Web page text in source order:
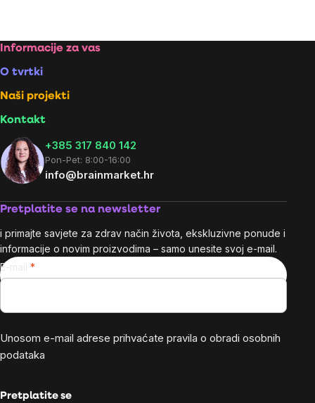
Footer
Informacije za vas
O tvrtki
Naši projekti
Kontakt
+385 317 840 142
Pon-Pet: 8:00-16:00
info@brainmarket.hr
Pretplatite se na newsletter
i primajte savjete za zdrav način života, ekskluzivne ponude i
informacije o novim proizvodima – samo unesite svoj e-mail.
E-mail
Unosom e-mail adrese prihvaćate pravila o obradi osobnih
podataka
Pretplatite se